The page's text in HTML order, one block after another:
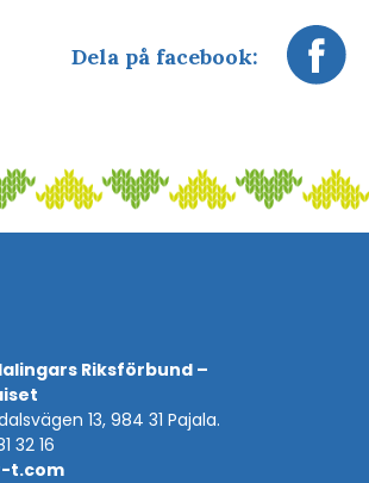
Dela på facebook:
Riksförbund –
13, 984 31 Pajala.
32 16
t.com